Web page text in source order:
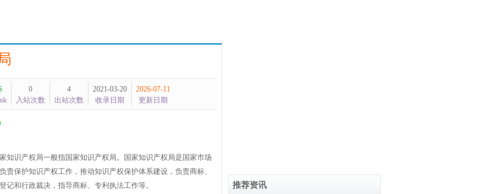
0
入站次数
4
出站次数
2021-03-20
收录日期
2026-07-11
更新日期
知识产权局一般指国家知识产权局。国家知识产权局是国家市场
责保护知识产权工作，推动知识产权保护体系建设，负责商标、
记和行政裁决，指导商标、专利执法工作等。
推荐资讯